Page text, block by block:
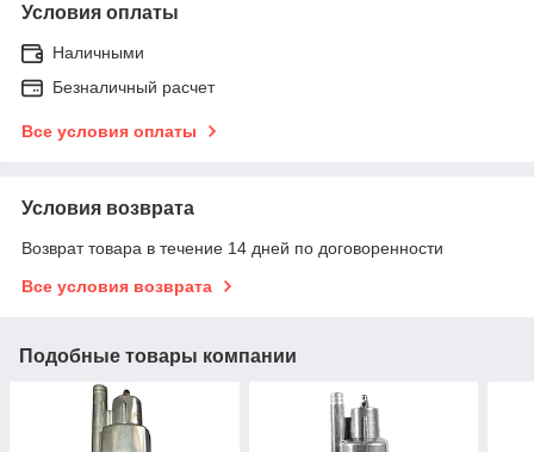
Условия оплаты
Наличными
Безналичный расчет
Все условия оплаты
Условия возврата
Возврат товара в течение 14 дней по договоренности
Все условия возврата
Подобные товары компании